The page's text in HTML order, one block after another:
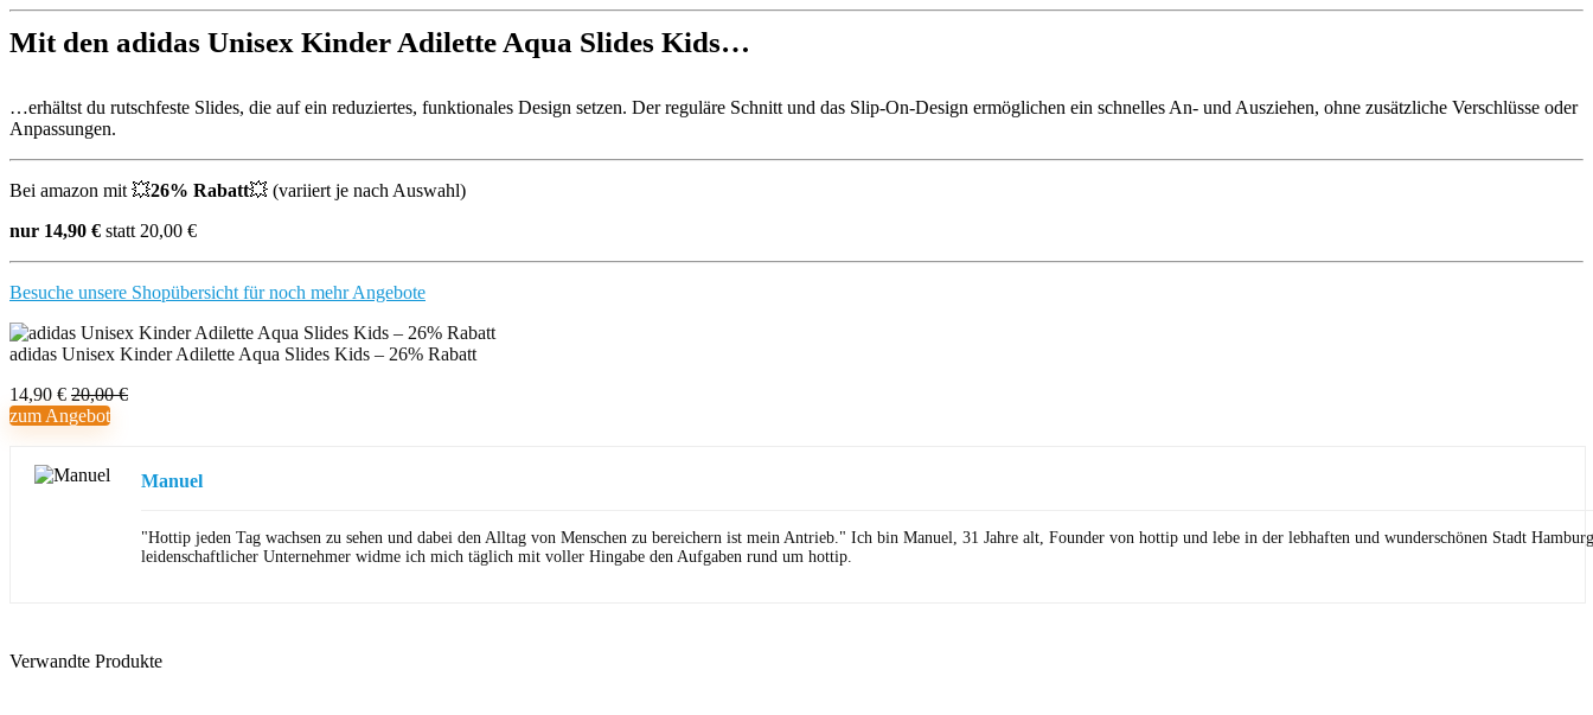
Mit den adidas Unisex Kinder Adilette Aqua Slides Kids…
…erhältst du rutschfeste Slides, die auf ein reduziertes, funktionales Design setzen. Der reguläre Schnitt und das Slip-On-Design ermöglichen ein schnelles An- und Ausziehen, ohne zusätzliche Verschlüsse oder
Anpassungen.
Bei amazon mit 💥26% Rabatt💥 (variiert je nach Auswahl)
nur 14,90 € statt 20,00 €
Besuche unsere Shopübersicht für noch mehr Angebote
adidas Unisex Kinder Adilette Aqua Slides Kids – 26% Rabatt
14,90 € 20,00 €
zum Angebot
Manuel
"Hottip jeden Tag wachsen zu sehen und dabei den Alltag von Menschen zu bereichern ist mein Antrieb." Ich bin Manuel, 31 Jahre alt, Founder von hottip und lebe in der lebhaften und wunderschönen Stadt
leidenschaftlicher Unternehmer widme ich mich täglich mit voller Hingabe den Aufgaben rund um hottip.
Verwandte Produkte